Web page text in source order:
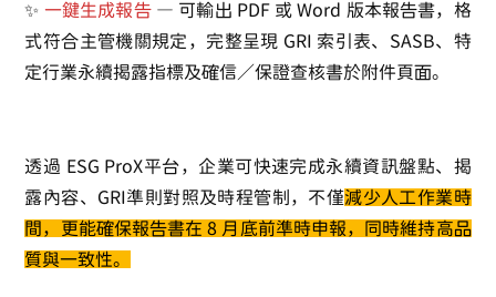
✨ 一鍵生成報告— 可輸出 PDF 或 Word 版本報告書，格
式符合主管機關規定，完整呈現 GRI 索引表、SASB、特
定行業永續揭露指標及確信／保證查核書於附件頁面。
透過 ESG ProX平台，企業可快速完成永續資訊盤點、揭
露內容、GRI準則對照及時程管制，不僅減少人工作業時
間，更能確保報告書在 8 月底前準時申報，同時維持高品
質與一致性。